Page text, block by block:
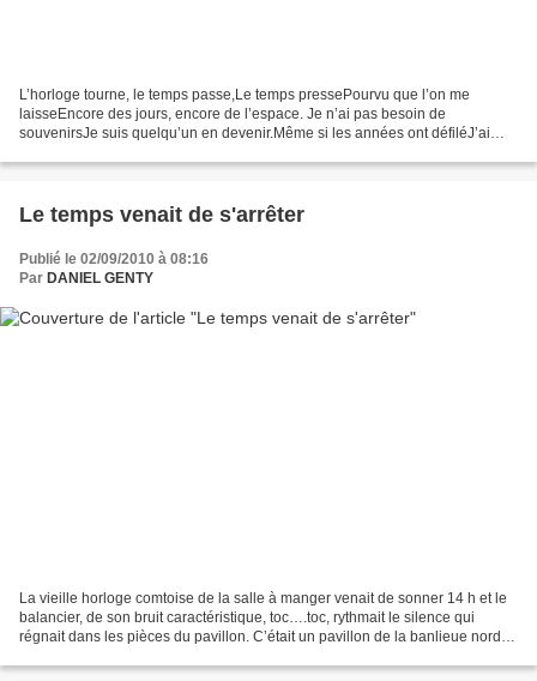
L’horloge tourne, le temps passe,Le temps pressePourvu que l’on me
laisseEncore des jours, encore de l’espace. Je n’ai pas besoin de
souvenirsJe suis quelqu’un en devenir.Même si les années ont défiléJ’ai
Le temps venait de s'arrêter
Publié le 02/09/2010 à 08:16
Par DANIEL GENTY
La vieille horloge comtoise de la salle à manger venait de sonner 14 h et le
balancier, de son bruit caractéristique, toc….toc, rythmait le silence qui
régnait dans les pièces du pavillon. C’était un pavillon de la banlieue nord